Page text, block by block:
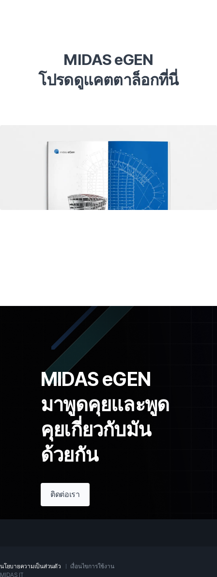
MIDAS eGEN
โปรดดูแคตตาล็อกที่นี่
MIDAS eGEN
มาพูดคุยและพูด
คุยเกี่ยวกับมัน
ด้วยกัน
ติดต่อเรา
นโยบายความเป็นส่วนตัว
เงื่อนไขการใช้งาน
MIDAS IT